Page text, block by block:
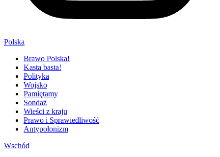
Polska
Brawo Polska!
Kasta basta!
Polityka
Wojsko
Pamiętamy
Sondaż
Wieści z kraju
Prawo i Sprawiedliwość
Antypolonizm
Wschód